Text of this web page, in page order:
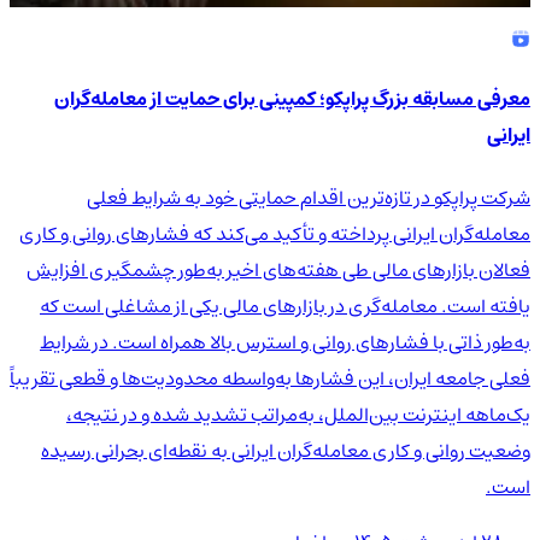
معرفی مسابقه بزرگ پراپکو؛ کمپینی برای حمایت از معامله‌گران
ایرانی
شرکت پراپکو در تازه‌ترین اقدام حمایتی خود به شرایط فعلی
معامله‌گران ایرانی پرداخته و تأکید می‌کند که فشارهای روانی و کاری
فعالان بازارهای مالی طی هفته‌های اخیر به‌طور چشمگیری افزایش
یافته است. معامله‌گری در بازارهای مالی یکی از مشاغلی است که
به‌طور ذاتی با فشارهای روانی و استرس بالا همراه است. در شرایط
فعلی جامعه ایران، این فشارها به‌واسطه محدودیت‌ها و قطعی تقریباً
یک‌ماهه اینترنت بین‌الملل، به‌مراتب تشدید شده و در نتیجه،
وضعیت روانی و کاری معامله‌گران ایرانی به نقطه‌ای بحرانی رسیده
است.